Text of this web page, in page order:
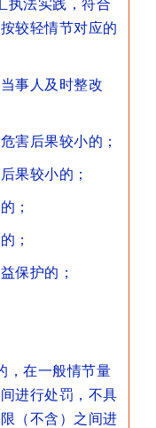
执法实践，符合
较轻情节对应的
事人及时整改
害后果较小的；
果较小的；
；
；
保护的；
，在一般情节量
进行处罚，不具
（不含）之间进